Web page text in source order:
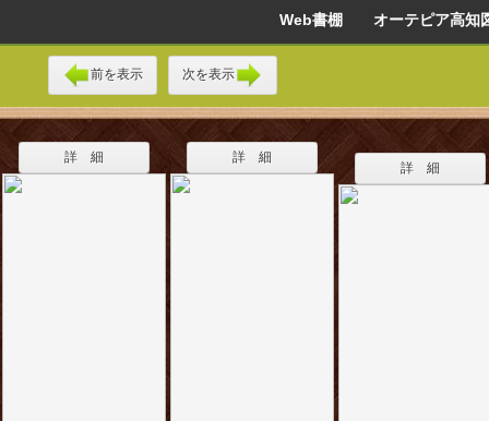
Web書棚 オーテピア高知
前を表示 次を表示
詳 細 詳 細
詳 細